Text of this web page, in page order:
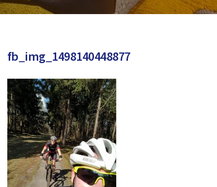
fb_img_1498140448877